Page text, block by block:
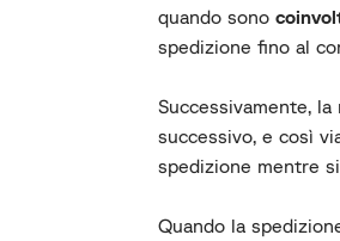
quando sono
spedizione fino al
Successivamente,
successivo, e così
spedizione mentre
Quando la